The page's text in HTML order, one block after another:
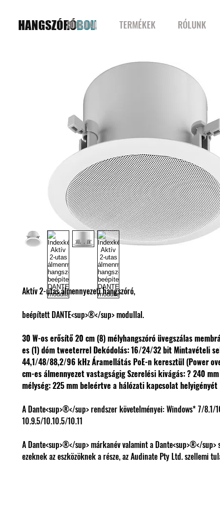
HANGSZÓRÓBOLT
FŐOLDAL TERMÉKEK RÓLUNK
Aktív 2-utas álmennyezeti hangszóró,
beépített DANTE<sup>®</sup> modullal.
30 W-os erősítő20 cm (8) mélyhangszóró üvegszálas
es (1) dóm tweeterrel Dekódolás: 16/24/32 bit Mintavételi
44,1/48/88,2/96 kHzÁramellátás PoE-n keresztül (Power
cm-es álmennyezet vastagságigSzerelési kivágás: ? 240
mélység: 225 mm beleértve a hálózati kapcsolat helyigényét
A Dante<sup>®</sup> rendszer követelményei: Windows* 7/8.1/
10.9.5/10.10.5/10.11
A Dante<sup>®</sup> márkanév valamint a Dante<sup>®</sup>
ezeknek az eszközöknek a része, az Audinate Pty Ltd. szellemi